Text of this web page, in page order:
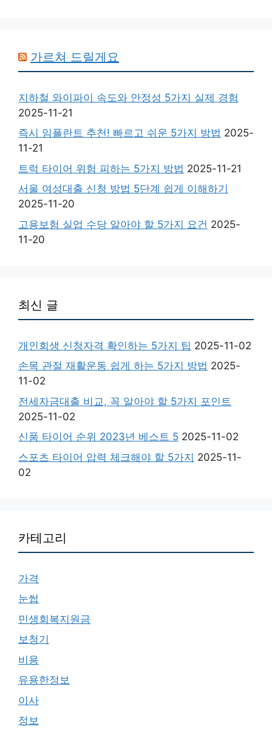
가르쳐 드릴게요
지하철 와이파이 속도와 안정성 5가지 실제 경험
2025-11-21
즉시 임플란트 추천! 빠르고 쉬운 5가지 방법 2025-
11-21
트럭 타이어 위험 피하는 5가지 방법 2025-11-21
서울 여성대출 신청 방법 5단계 쉽게 이해하기
2025-11-20
고용보험 실업 수당 알아야 할 5가지 요건 2025-
11-20
최신 글
개인회생 신청자격 확인하는 5가지 팁 2025-11-02
손목 관절 재활운동 쉽게 하는 5가지 방법 2025-
11-02
전세자금대출 비교, 꼭 알아야 할 5가지 포인트
2025-11-02
신품 타이어 순위 2023년 베스트 5 2025-11-02
스포츠 타이어 압력 체크해야 할 5가지 2025-11-
02
카테고리
가격
눈썹
민생회복지원금
보청기
비용
유용한정보
이사
정보